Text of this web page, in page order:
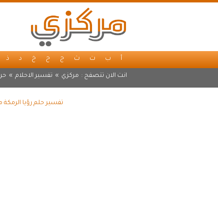
أ ب ت ث ج ح خ د ذ
انت الان تتصفح : مركزي » تفسير الاحلام »
تفسير حلم رؤيا